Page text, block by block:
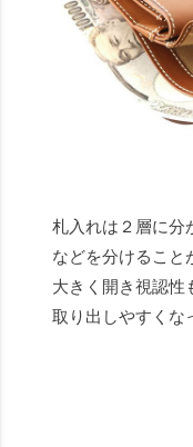
札入れは２層に分
などを分けること
大きく開き視認性
取り出しやすくな